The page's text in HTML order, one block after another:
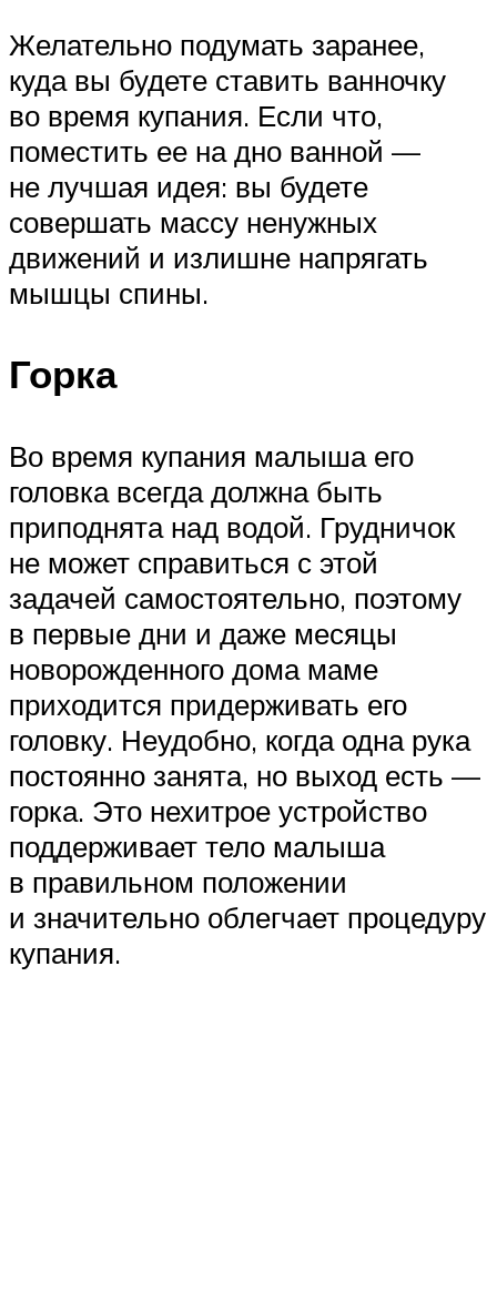
Желательно подумать заранее,
куда вы будете ставить ванночку
во время купания. Если что,
поместить ее на дно ванной —
не лучшая идея: вы будете
совершать массу ненужных
движений и излишне напрягать
мышцы спины.
Горка
Во время купания малыша его
головка всегда должна быть
приподнята над водой. Грудничок
не может справиться с этой
задачей самостоятельно, поэтому
в первые дни и даже месяцы
новорожденного дома маме
приходится придерживать его
головку. Неудобно, когда одна рука
постоянно занята, но выход есть —
горка. Это нехитрое устройство
поддерживает тело малыша
в правильном положении
и значительно облегчает процедуру
купания.